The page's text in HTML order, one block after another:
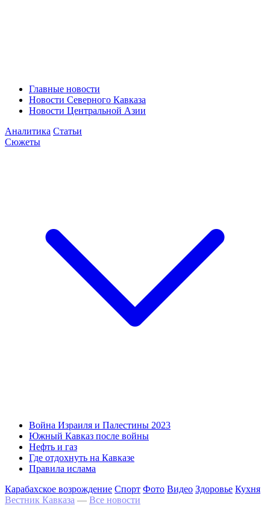
Главные новости
Новости Северного Кавказа
Новости Центральной Азии
Аналитика Статьи
Сюжеты
Война Израиля и Палестины 2023
Южный Кавказ после войны
Нефть и газ
Где отдохнуть на Кавказе
Правила ислама
Карабахское возрождение Спорт Фото Видео Здоровье Кухня
Вестник Кавказа — Все новости